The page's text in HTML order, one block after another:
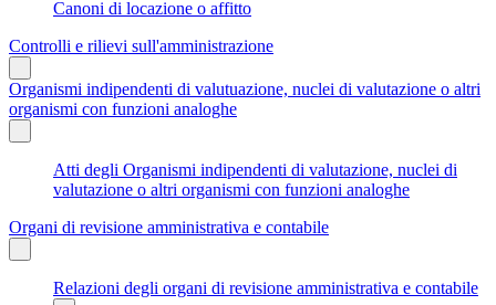
Canoni di locazione o affitto
Controlli e rilievi sull'amministrazione
Organismi indipendenti di valutuazione, nuclei di valutazione o altri
organismi con funzioni analoghe
Atti degli Organismi indipendenti di valutazione, nuclei di
valutazione o altri organismi con funzioni analoghe
Organi di revisione amministrativa e contabile
Relazioni degli organi di revisione amministrativa e contabile